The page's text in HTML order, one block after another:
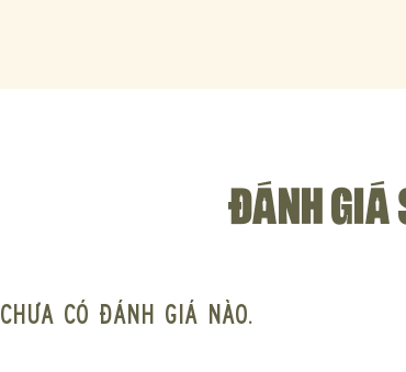
Old Bushmills Distillery, tọa lạc tại County Antrim,
chính là hiện thân của di sản này.
ĐÁNH GIÁ
Chưa có đánh giá nào.